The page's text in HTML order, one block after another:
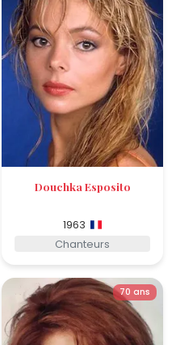
Douchka Esposito
1963
Chanteurs
70 ans